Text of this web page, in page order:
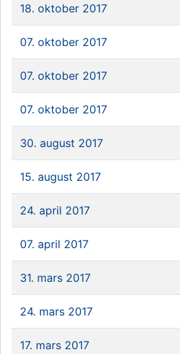
18. oktober 2017
07. oktober 2017
07. oktober 2017
07. oktober 2017
30. august 2017
15. august 2017
24. april 2017
07. april 2017
31. mars 2017
24. mars 2017
17. mars 2017